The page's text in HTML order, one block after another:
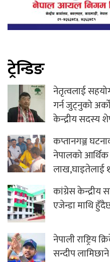
ट्रेन्डिङ
नेतृत्वलाई
गर्न जुट्नुको
केन्द्रीय सदस्य
कप्तानगञ्ज
नेपालको
लाख,घाइतेलाई
कांग्रेस
एजेन्डा माथि
नेपाली राष्ट्रिय
सन्दीप लामिछाने